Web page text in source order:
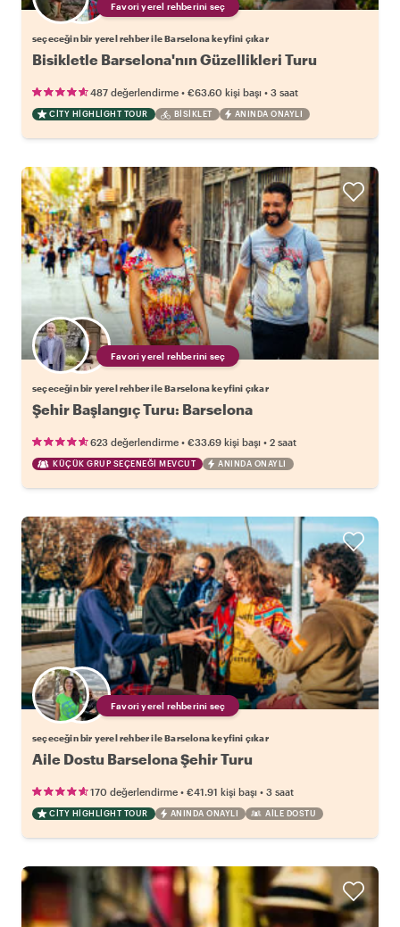
Favori yerel rehberini seç
seçeceğin bir yerel rehber ile Barselona keyfini çıkar
Bisikletle Barselona'nın Güzellikleri Turu
487 değerlendirme • €63.60 kişi başı • 3 saat
CITY HIGHLIGHT TOUR BISIKLET ANINDA ONAYLI
Favori yerel rehberini seç
seçeceğin bir yerel rehber ile Barselona keyfini çıkar
Şehir Başlangıç Turu: Barselona
623 değerlendirme • €33.69 kişi başı • 2 saat
KÜÇÜK GRUP SEÇENEĞI MEVCUT ANINDA ONAYLI
Favori yerel rehberini seç
seçeceğin bir yerel rehber ile Barselona keyfini çıkar
Aile Dostu Barselona Şehir Turu
170 değerlendirme • €41.91 kişi başı • 3 saat
CITY HIGHLIGHT TOUR ANINDA ONAYLI AILE DOSTU